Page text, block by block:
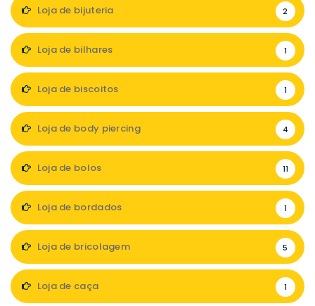
Loja de bijuteria 2
Loja de bilhares 1
Loja de biscoitos 1
Loja de body piercing 4
Loja de bolos 11
Loja de bordados 1
Loja de bricolagem 5
Loja de caça 1